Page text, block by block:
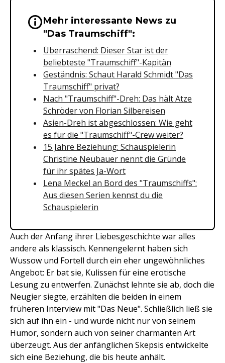
Wichtige Hinweise &
Mehr interessante News zu
"Das Traumschiff":
Überraschend: Dieser Star ist der
beliebteste "Traumschiff"-Kapitän
Geständnis: Schaut Harald Schmidt "Das
Traumschiff" privat?
Nach "Traumschiff"-Dreh: Das hält Atze
Schröder von Florian Silbereisen
Asien-Dreh ist abgeschlossen: Wie geht
es für die "Traumschiff"-Crew weiter?
15 Jahre Beziehung: Schauspielerin
Christine Neubauer nennt die Gründe
für ihr spätes Ja-Wort
Lena Meckel an Bord des "Traumschiffs":
Aus diesen Serien kennst du die
Schauspielerin
Auch der Anfang ihrer Liebesgeschichte war alles
andere als klassisch. Kennengelernt haben sich
Wussow und Fortell durch ein eher ungewöhnliches
Angebot: Er bat sie, Kulissen für eine erotische
Lesung zu entwerfen. Zunächst lehnte sie ab, doch die
Neugier siegte, erzählten die beiden in einem
früheren Interview mit "Das Neue". Schließlich ließ sie
sich auf ihn ein - und wurde nicht nur von seinem
Humor, sondern auch von seiner charmanten Art
überzeugt. Aus der anfänglichen Skepsis entwickelte
sich eine Beziehung, die bis heute anhält.